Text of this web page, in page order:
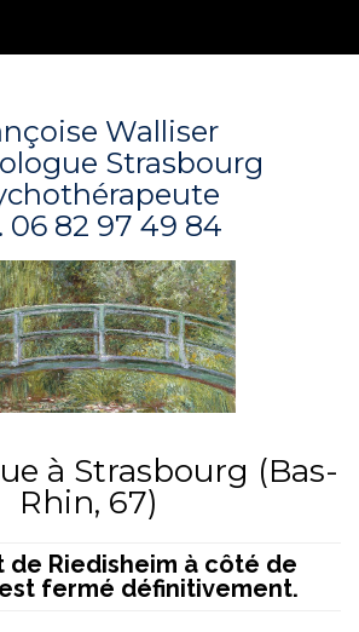
Walliser
Strasbourg
06 82 97 49 84
à Strasbourg (Bas-
Rhin, 67)
de Riedisheim à côté de
fermé définitivement.